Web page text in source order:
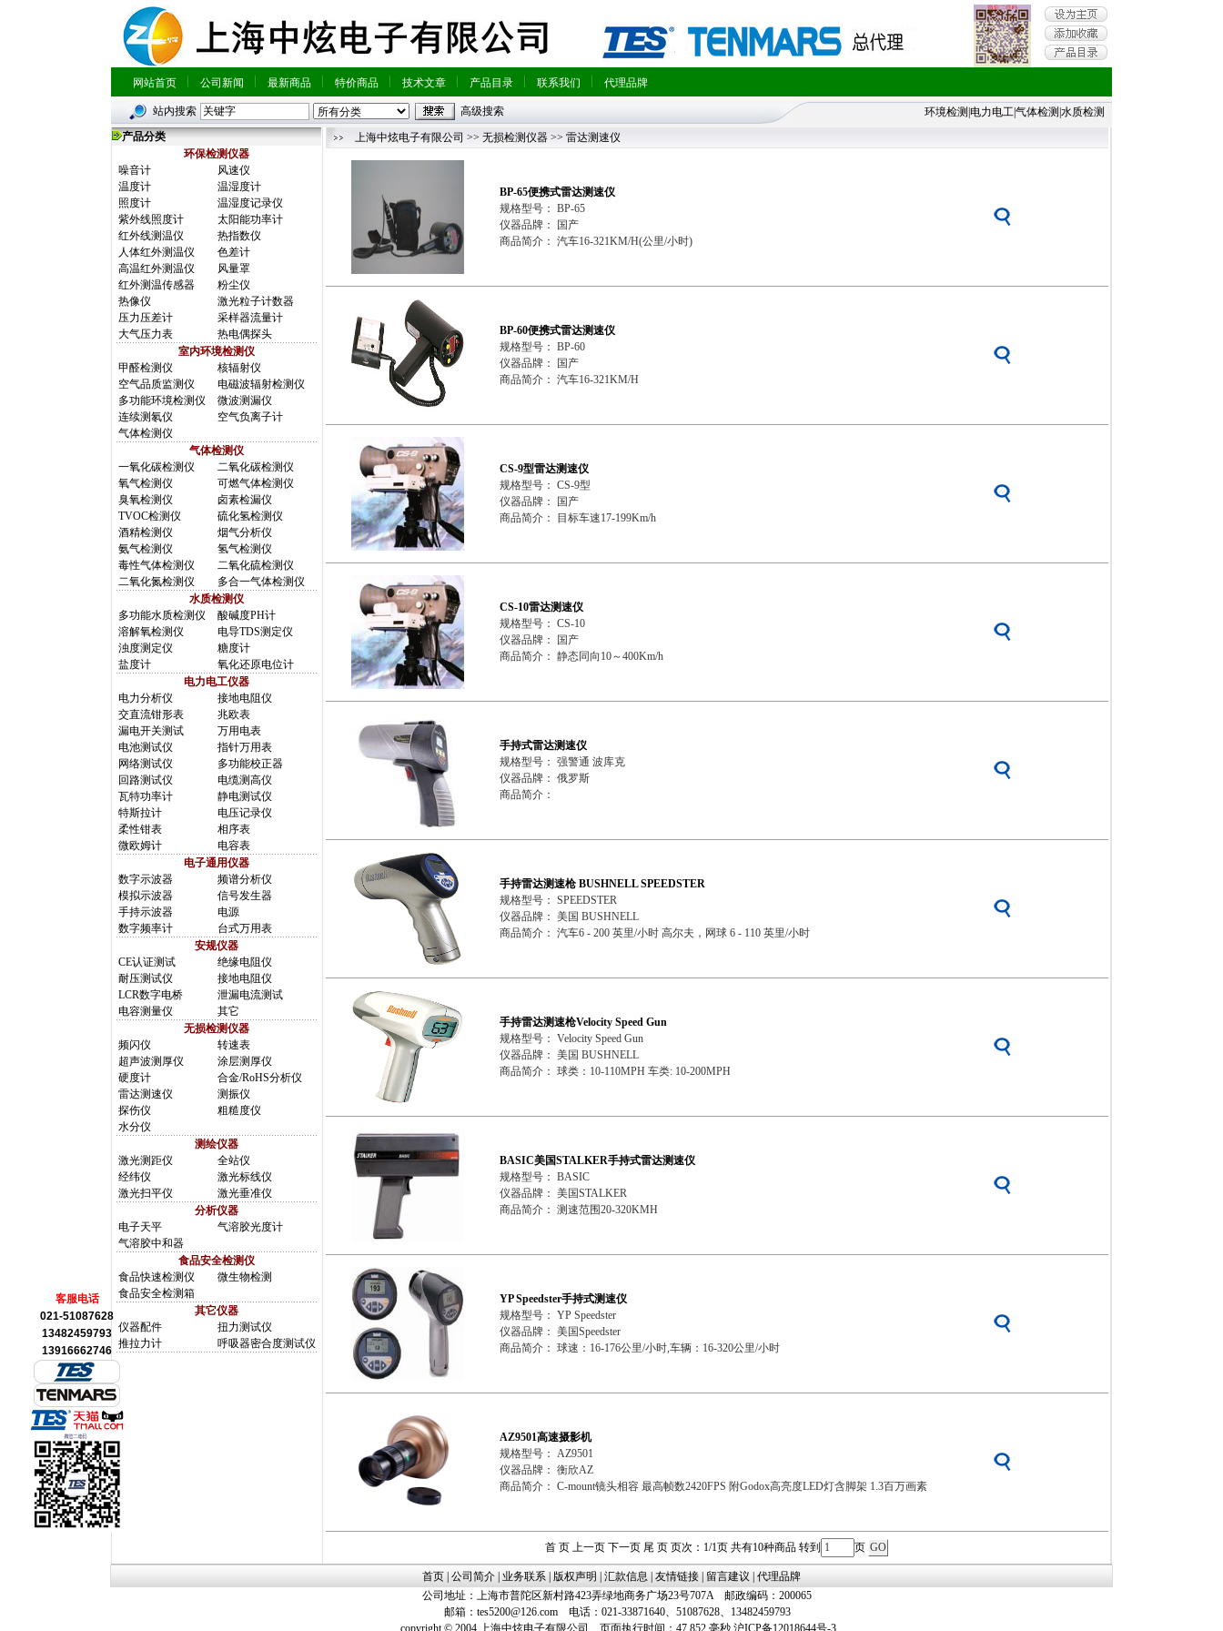
网站首页 公司新闻 最新商品 特价商品 技术文章 产品目录 联系我们 代理品牌
站内搜索 高级搜索 环境检测 电力电工气体检测 水质检测
客服电话
021-51087628
13482459793
13916662746
产品分类
环保检测仪器
噪音计
风速仪
温度计
温湿度计
照度计
温湿度记录仪
紫外线照度计
太阳能功率计
红外线测温仪
热指数仪
人体红外测温仪
色差计
高温红外测温仪
风量罩
红外测温传感器
粉尘仪
热像仪
激光粒子计数器
压力压差计
采样器流量计
大气压力表
热电偶探头
室内环境检测仪
甲醛检测仪
核辐射仪
空气品质监测仪
电磁波辐射检测仪
多功能环境检测仪
微波测漏仪
连续测氡仪
空气负离子计
气体检测仪
气体检测仪
一氧化碳检测仪
二氧化碳检测仪
氧气检测仪
可燃气体检测仪
臭氧检测仪
卤素检漏仪
TVOC检测仪
硫化氢检测仪
酒精检测仪
烟气分析仪
氨气检测仪
氢气检测仪
毒性气体检测仪
二氧化硫检测仪
二氧化氮检测仪
多合一气体检测仪
水质检测仪
多功能水质检测仪
酸碱度PH计
溶解氧检测仪
电导TDS测定仪
浊度测定仪
糖度计
盐度计
氧化还原电位计
电力电工仪器
电力分析仪
接地电阻仪
交直流钳形表
兆欧表
漏电开关测试
万用电表
电池测试仪
指针万用表
网络测试仪
多功能校正器
回路测试仪
电缆测高仪
瓦特功率计
静电测试仪
特斯拉计
电压记录仪
柔性钳表
相序表
微欧姆计
电容表
电子通用仪器
数字示波器
频谱分析仪
模拟示波器
信号发生器
手持示波器
电源
数字频率计
台式万用表
安规仪器
CE认证测试
绝缘电阻仪
耐压测试仪
接地电阻仪
LCR数字电桥
泄漏电流测试
电容测量仪
其它
无损检测仪器
频闪仪
转速表
超声波测厚仪
涂层测厚仪
硬度计
合金/RoHS分析仪
雷达测速仪
测振仪
探伤仪
粗糙度仪
水分仪
测绘仪器
激光测距仪
全站仪
经纬仪
激光标线仪
激光扫平仪
激光垂准仪
分析仪器
电子天平
气溶胶光度计
气溶胶中和器
食品安全检测仪
食品快速检测仪
微生物检测
食品安全检测箱
其它仪器
仪器配件
扭力测试仪
推拉力计
呼吸器密合度测试仪
上海中炫电子有限公司 >> 无损检测仪器>> 雷达测速仪
BP-65便携式雷达测速仪
规格型号： BP-65
仪器品牌： 国产
商品简介： 汽车16-321KM/H(公里/小时)
BP-60便携式雷达测速仪
规格型号： BP-60
仪器品牌： 国产
商品简介： 汽车16-321KM/H
CS-9型雷达测速仪
规格型号： CS-9型
仪器品牌： 国产
商品简介： 目标车速17-199Km/h
CS-10雷达测速仪
规格型号： CS-10
仪器品牌： 国产
商品简介： 静态同向10～400Km/h
手持式雷达测速仪
规格型号： 强警通 波库克
仪器品牌： 俄罗斯
商品简介：
手持雷达测速枪 BUSHNELL SPEEDSTER
规格型号： SPEEDSTER
仪器品牌： 美国 BUSHNELL
商品简介： 汽车6 - 200 英里/小时 高尔夫，网球 6 - 110 英里/小时
手持雷达测速枪Velocity Speed Gun
规格型号： Velocity Speed Gun
仪器品牌： 美国 BUSHNELL
商品简介： 球类：10-110MPH 车类: 10-200MPH
BASIC美国STALKER手持式雷达测速仪
规格型号： BASIC
仪器品牌： 美国STALKER
商品简介： 测速范围20-320KMH
YP Speedster手持式测速仪
规格型号： YP Speedster
仪器品牌： 美国Speedster
商品简介： 球速：16-176公里/小时,车辆：16-320公里/小时
AZ9501高速摄影机
规格型号： AZ9501
仪器品牌： 衡欣AZ
商品简介： C-mount镜头相容 最高帧数2420FPS 附Godox高亮度LED灯含脚架 1.3百万画素
首 页 上一页 下一页 尾 页 页次：1/1页 共有10种商品 转到 页
首页 公司简介 业务联系 版权声明 汇款信息 友情链接 留言建议
代理品牌
公司地址：上海市普陀区新村路423弄绿地商务广场23号707A 邮政编码：200065
邮箱： tes5200@126.com电话：021-33871640、51087628、13482459793
copyright © 2004 上海中炫电子有限公司 页面执行时间：47.852 毫秒 沪ICP备12018644号-3